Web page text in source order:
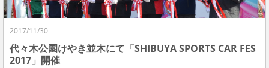
2017/11/30
代々木公園けやき並木にて「SHIBUYA SPORTS CAR FES
2017」開催